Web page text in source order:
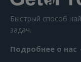
Быстрый способ
задач.
Подробнее о нас